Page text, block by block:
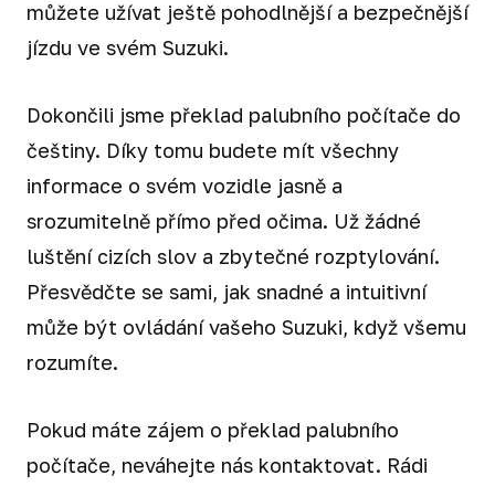
můžete užívat ještě pohodlnější a bezpečnější
jízdu ve svém Suzuki.
Dokončili jsme překlad palubního počítače do
češtiny. Díky tomu budete mít všechny
informace o svém vozidle jasně a
srozumitelně přímo před očima. Už žádné
luštění cizích slov a zbytečné rozptylování.
Přesvědčte se sami, jak snadné a intuitivní
může být ovládání vašeho Suzuki, když všemu
rozumíte.
Pokud máte zájem o překlad palubního
počítače, neváhejte nás kontaktovat. Rádi